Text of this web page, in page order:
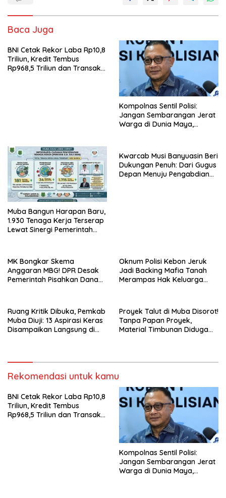
Baca Juga
BNI Cetak Rekor Laba Rp10,8
Triliun, Kredit Tembus
Rp968,5 Triliun dan Transaksi
Kompolnas Sentil Polisi:
Jangan Sembarangan Jerat
Warga di Dunia Maya,
Muba Bangun Harapan Baru,
1.930 Tenaga Kerja Terserap
Lewat Sinergi Pemerintah
Kwarcab Musi Banyuasin Beri
Dukungan Penuh: Dari Gugus
Depan Menuju Pengabdian
MK Bongkar Skema
Anggaran MBG! DPR Desak
Pemerintah Pisahkan Dana
Oknum Polisi Kebon Jeruk
Jadi Backing Mafia Tanah
Merampas Hak Keluarga
Ruang Kritik Dibuka, Pemkab
Muba Diuji: 13 Aspirasi Keras
Disampaikan Langsung di
Proyek Talut di Muba Disorot!
Tanpa Papan Proyek,
Material Timbunan Diduga
Rekomendasi untuk kamu
BNI Cetak Rekor Laba Rp10,8
Triliun, Kredit Tembus
Rp968,5 Triliun dan Transaksi
Kompolnas Sentil Polisi:
Jangan Sembarangan Jerat
Warga di Dunia Maya,